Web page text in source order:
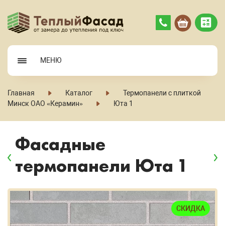
МЕНЮ
Главная Каталог
Термопанели с плиткой
Минск ОАО «Керамин»
Юта 1
Фасадные
термопанели Юта 1
СКИДКА